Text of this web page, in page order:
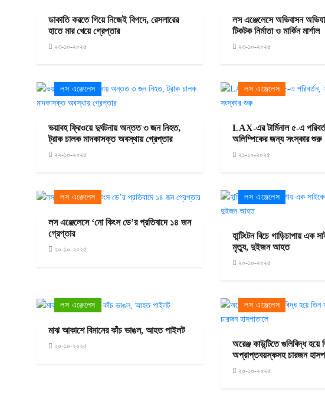
ডাকাতি করতে গিয়ে নিজেই বিপদে, রেসলারের
হাতে মার খেয়ে গ্রেপ্তার
২৩-১০-২০২৫
লস এঞ্জেলেসে অভিবাসন
টিকটক নির্মাতা ও মার্কিন মার্শাল
২৩-১০-২০২৫
লস এঞ্জেলেস
ভয়াবহ ফ্রিওয়ে দুর্ঘটনায় অন্তত ৩ জন নিহত,
ট্রাক চালক মাদকাসক্ত অবস্থায় গ্রেপ্তার
২২-১০-২০২৫
লস এঞ্জেলেস
LAX-এর টার্মিনাল ৫-এ
অলিম্পিকের জন্য সংস্কার শুরু
২১-১০-২০২৫
লস এঞ্জেলেস
লস এঞ্জেলেসে ‘নো কিংস ডে’র প্রতিবাদে ১৪ জন
গ্রেপ্তার
২০-১০-২০২৫
লস এঞ্জেলেস
হান্টিংটন বিচে গাড়িচাপায় এক
মৃত্যু, দুইজন আহত
২০-১০-২০২৫
লস এঞ্জেলেস
মাঝ আকাশে বিমানের কাঁচ ভাঙল, আহত পাইলট
২০-১০-২০২৫
লস এঞ্জেলেস
অরেঞ্জ কাউন্টিতে গুলিবিদ্ধ হয়ে
অপ্রাপ্তবয়স্কসহ চারজন
২০-১০-২০২৫